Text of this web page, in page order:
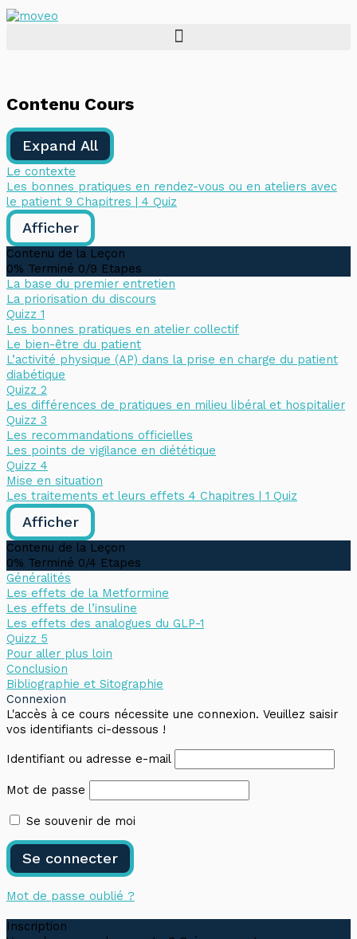
Contenu Cours
Expand All
Le contexte
Les bonnes pratiques en rendez-vous ou en ateliers avec
le patient 9 Chapitres | 4 Quiz
Afficher
Contenu de la Leçon
0% Terminé 0/9 Etapes
La base du premier entretien
La priorisation du discours
Quizz 1
Les bonnes pratiques en atelier collectif
Le bien-être du patient
L’activité physique (AP) dans la prise en charge du patient
diabétique
Quizz 2
Les différences de pratiques en milieu libéral et hospitalier
Quizz 3
Les recommandations officielles
Les points de vigilance en diététique
Quizz 4
Mise en situation
Les traitements et leurs effets 4 Chapitres | 1 Quiz
Afficher
Contenu de la Leçon
0% Terminé 0/4 Etapes
Généralités
Les effets de la Metformine
Les effets de l’insuline
Les effets des analogues du GLP-1
Quizz 5
Pour aller plus loin
Conclusion
Bibliographie et Sitographie
Connexion
L'accès à ce cours nécessite une connexion. Veuillez saisir
vos identifiants ci-dessous !
Identifiant ou adresse e-mail
Mot de passe
Se souvenir de moi
Mot de passe oublié ?
Inscription